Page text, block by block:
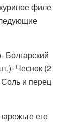
филе
Болгарский
Чеснок (2
Соль и перец
его